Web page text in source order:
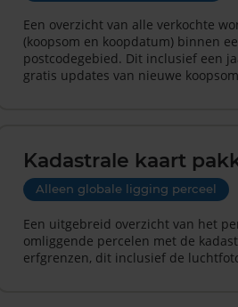
Een overzicht van alle verkochte
(koopsom en koopdatum) binnen
postcodegebied. Dit inclusief een
gratis updates van nieuwe
Kadastrale kaart
Alleen globale ligging perceel
Een uitgebreid overzicht van het
omliggende percelen met de
erfgrenzen, dit inclusief de